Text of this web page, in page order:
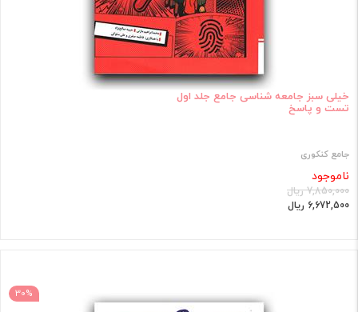
خیلی سبز جامعه شناسی جامع جلد اول
تست و پاسخ
جامع کنکوری
ناموجود
7,850,000 ریال
6,672,500 ریال
30%